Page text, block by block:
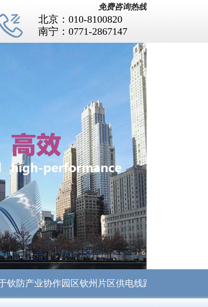
免费咨询热线
北京：010-8100820
南宁：0771-2867147
业协作园区钦州片区供电线路综合整治提升工